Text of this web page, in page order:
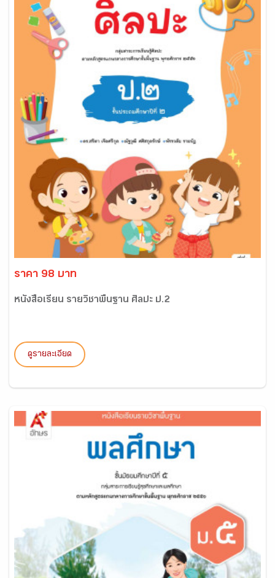
ราคา 98 บาท
หนังสือเรียน รายวิชาพื้นฐาน ศิลปะ ป.2
ดูรายละเอียด